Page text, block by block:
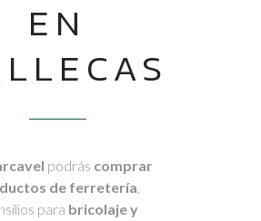
EN
podrás comprar
de ferretería,
para bricolaje y